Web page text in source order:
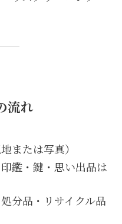
流れ
地または写真）
印鑑・鍵・思い出品は
処分品・リサイクル品